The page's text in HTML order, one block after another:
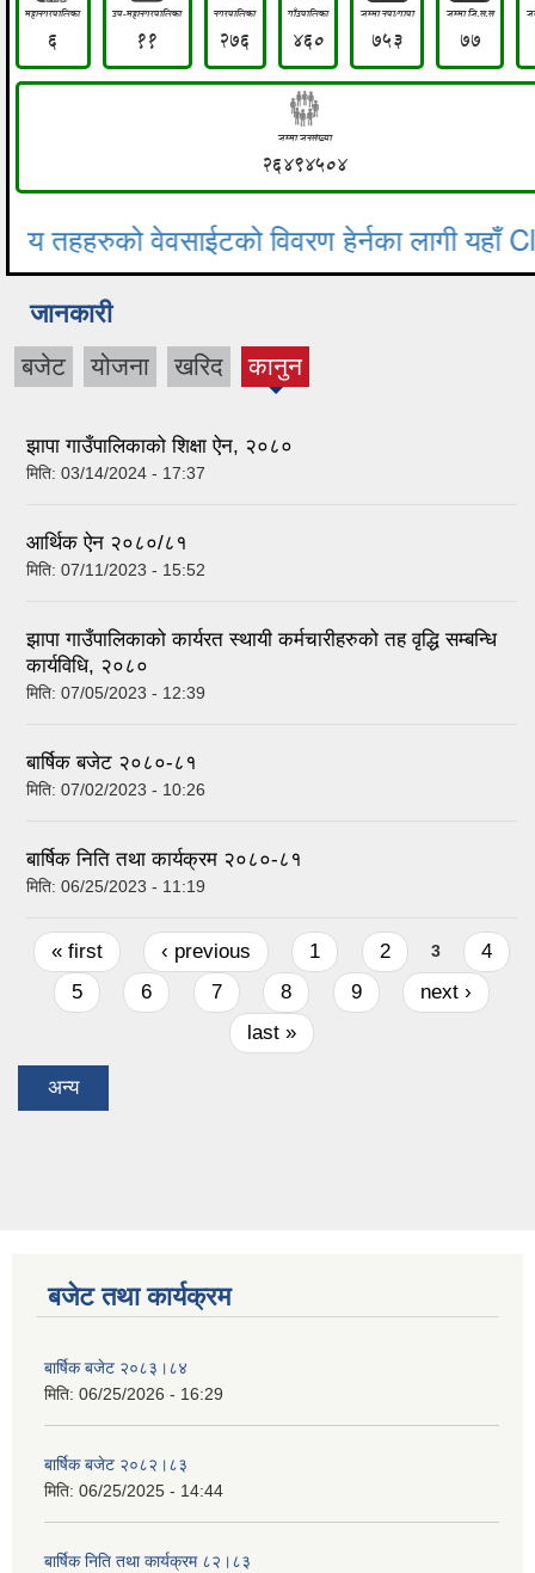
जानकारी
बजेट योजना खरिद कानुन
(active
झापा गाउँपालिकाको शिक्षा ऐन, २०८०
मिति: 03/14/2024 - 17:37
आर्थिक ऐन २०८०/८१
मिति: 07/11/2023 - 15:52
झापा गाउँपालिकाको कार्यरत स्थायी कर्मचारीहरुको तह वृद्धि सम्बन्धि
कार्यविधि, २०८०
मिति: 07/05/2023 - 12:39
बार्षिक बजेट २०८०-८१
मिति: 07/02/2023 - 10:26
बार्षिक निति तथा कार्यक्रम २०८०-८१
मिति: 06/25/2023 - 11:19
Pages
« first ‹ previous 1 2 3
4
5
6 7 8 9
next ›
last »
अन्य
बजेट तथा कार्यक्रम
बार्षिक बजेट २०८३।८४
मिति: 06/25/2026 - 16:29
बार्षिक बजेट २०८२।८३
मिति: 06/25/2025 - 14:44
बार्षिक निति तथा कार्यक्रम ८२।८३